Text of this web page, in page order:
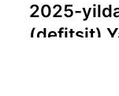
2025-
(defitsit)